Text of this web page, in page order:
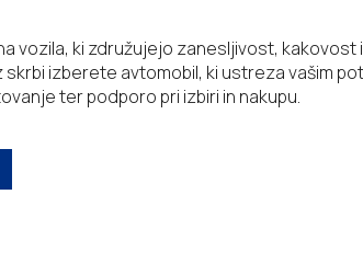
vozila, ki združujejo zanesljivost,
izberete avtomobil, ki ustreza vašim
ter podporo pri izbiri in nakupu.